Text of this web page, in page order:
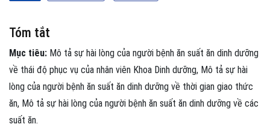
Tóm tắt
Mục tiêu: Mô tả sự hài lòng của người bệnh ăn suất ăn dinh dưỡng
về thái độ phục vụ của nhân viên Khoa Dinh dưỡng, Mô tả sự hài
lòng của người bệnh ăn suất ăn dinh dưỡng về thời gian giao thức
ăn, Mô tả sự hài lòng của người bệnh ăn suất ăn dinh dưỡng về các
suất ăn.